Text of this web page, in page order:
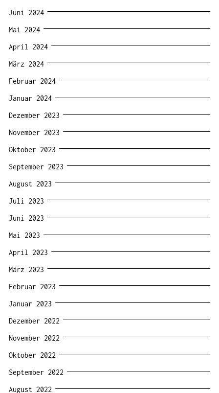
Juni 2024
Mai 2024
April 2024
März 2024
Februar 2024
Januar 2024
Dezember 2023
November 2023
Oktober 2023
September 2023
August 2023
Juli 2023
Juni 2023
Mai 2023
April 2023
März 2023
Februar 2023
Januar 2023
Dezember 2022
November 2022
Oktober 2022
September 2022
August 2022